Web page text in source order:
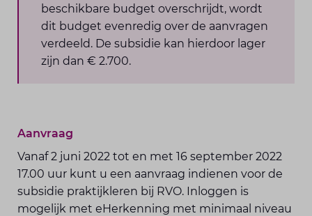
beschikbare budget overschrijdt, wordt
dit budget evenredig over de aanvragen
verdeeld. De subsidie kan hierdoor lager
zijn dan € 2.700.
Aanvraag
Vanaf 2 juni 2022 tot en met 16 september 2022
17.00 uur kunt u een aanvraag indienen voor de
subsidie praktijkleren bij RVO. Inloggen is
mogelijk met eHerkenning met minimaal niveau